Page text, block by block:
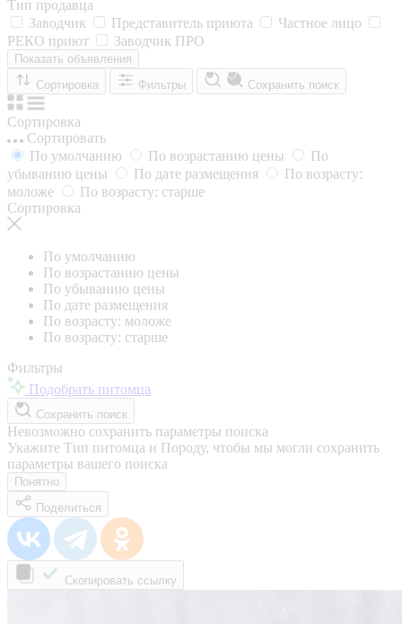
Тип продавца
Заводчик
Представитель приюта
Частное лицо
РЕКО приют
Заводчик ПРО
Показать объявления
Сортировка
Фильтры Сохранить поиск
Сортировка
Сортировать
По умолчанию
По возрастанию цены
По
убыванию цены
По дате размещения
По возрасту:
моложе
По возрасту: старше
Сортировка
По умолчанию
По возрастанию цены
По убыванию цены
По дате размещения
По возрасту: моложе
По возрасту: старше
Фильтры
Подобрать питомца
Сохранить поиск
Невозможно сохранить параметры поиска
Укажите Тип питомца и Породу, чтобы мы могли сохранить
параметры вашего поиска
Понятно
Поделиться
Скопировать ссылку